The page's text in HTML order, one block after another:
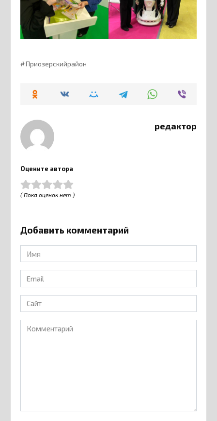
Приозерскийрайон
редактор
Оцените автора
( Пока оценок нет )
Добавить комментарий
Имя
*
Email
*
Сайт
Комментарий